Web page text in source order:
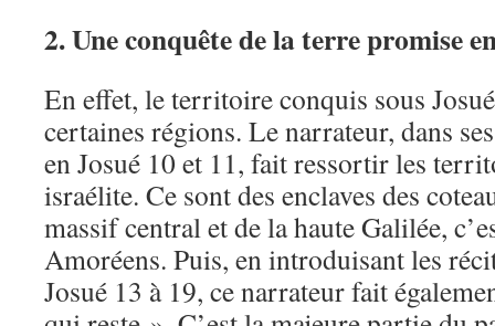
2. Une conquête de la terre promise
En effet, le territoire conquis sous
certaines régions. Le narrateur, dans
en Josué 10 et 11, fait ressortir les
israélite. Ce sont des enclaves des
massif central et de la haute Galilée,
Amoréens. Puis, en introduisant les
Josué 13 à 19, ce narrateur fait